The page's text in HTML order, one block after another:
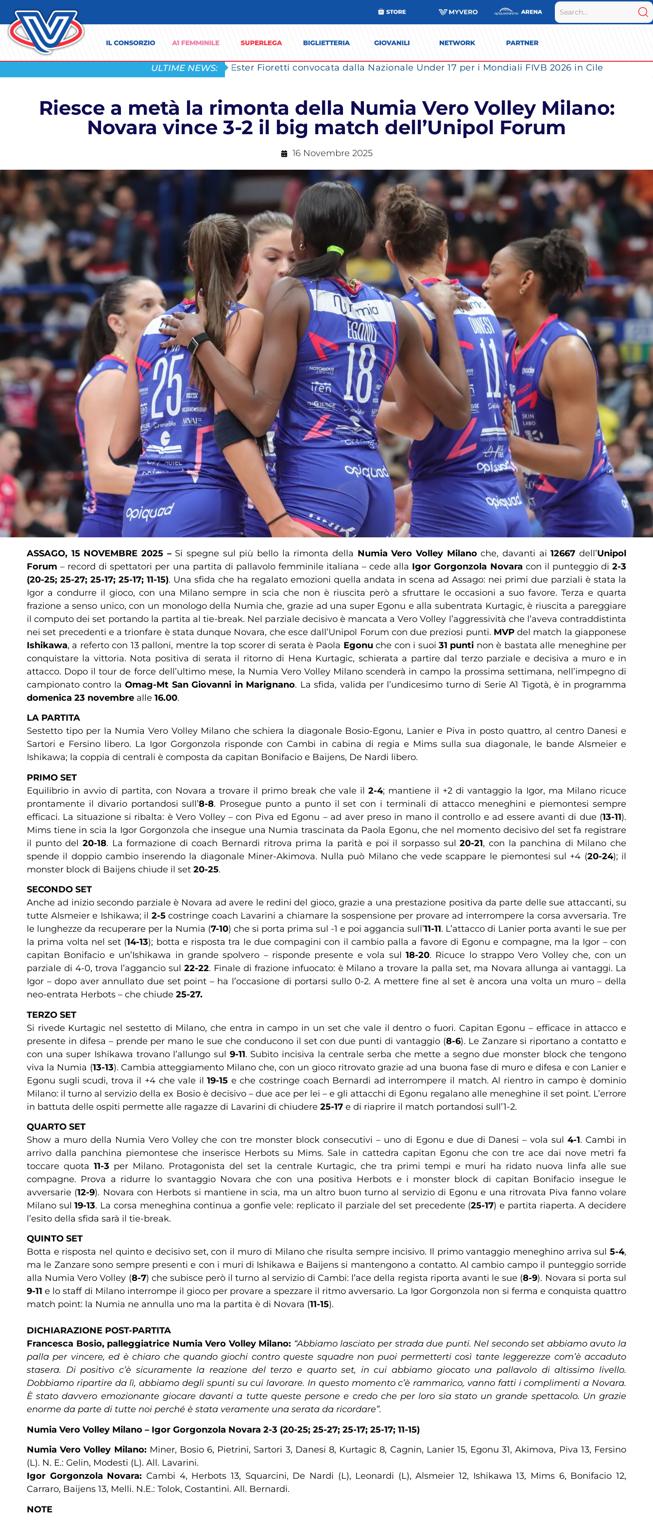
ULTIME NEWS: Ester Fioretti convocata dalla Nazionale Under 17 per i Mondiali FIVB 2026 in Cile
Riesce a metà la rimonta della Numia Vero Volley Milano:
Novara vince 3-2 il big match dell’Unipol Forum
16 Novembre 2025
ASSAGO, 15 NOVEMBRE 2025 –Si spegne sul più bello la rimonta della Numia Vero Volley Milanoche, davanti ai12667 dell’Unipol
Forum – record di spettatori per una partita di pallavolo femminile italiana – cede alla Igor Gorgonzola Novara con il punteggio di2-3
(20-25; 25-27; 25-17; 25-17; 11-15). Una sfida che ha regalato emozioni quella andata in scena ad Assago: nei primi due parziali è stata la
Igor a condurre il gioco, con una Milano sempre in scia che non è riuscita però a sfruttare le occasioni a suo favore. Terza e quarta
frazione a senso unico, con un monologo della Numia che, grazie ad una super Egonu e alla subentrata Kurtagic, è riuscita a pareggiare
il computo dei set portando la partita al tie-break. Nel parziale decisivo è mancata a Vero Volley l’aggressività che l’aveva contraddistinta
nei set precedenti e a trionfare è stata dunque Novara, che esce dall’Unipol Forum con due preziosi punti. MVPdel match la giapponese
Ishikawa, a referto con 13 palloni, mentre la top scorer di serata è Paola Egonu che con i suoi31 punti non è bastata alle meneghine per
conquistare la vittoria. Nota positiva di serata il ritorno di Hena Kurtagic, schierata a partire dal terzo parziale e decisiva a muro e in
attacco. Dopo il tour de force dell’ultimo mese, la Numia Vero Volley Milano scenderà in campo la prossima settimana, nell’impegno di
campionato contro laOmag-Mt San Giovanni in Marignano. La sfida, valida per l’undicesimo turno di Serie A1 Tigotà, è in programma
domenica 23 novembre alle 16.00.
LA PARTITA
Sestetto tipo per la Numia Vero Volley Milano che schiera la diagonale Bosio-Egonu, Lanier e Piva in posto quattro, al centro Danesi e
Sartori e Fersino libero. La Igor Gorgonzola risponde con Cambi in cabina di regia e Mims sulla sua diagonale, le bande Alsmeier e
Ishikawa; la coppia di centrali è composta da capitan Bonifacio e Baijens, De Nardi libero.
PRIMO SET
Equilibrio in avvio di partita, con Novara a trovare il primo break che vale il2-4; mantiene il +2 di vantaggio la Igor, ma Milano ricuce
prontamente il divario portandosi sull’8-8. Prosegue punto a punto il set con i terminali di attacco meneghini e piemontesi sempre
efficaci. La situazione si ribalta: è Vero Volley – con Piva ed Egonu – ad aver preso in mano il controllo e ad essere avanti di due (13-11).
Mims tiene in scia la Igor Gorgonzola che insegue una Numia trascinata da Paola Egonu, che nel momento decisivo del set fa registrare
il punto del 20-18. La formazione di coach Bernardi ritrova prima la parità e poi il sorpasso sul20-21, con la panchina di Milano che
spende il doppio cambio inserendo la diagonale Miner-Akimova. Nulla può Milano che vede scappare le piemontesi sul +4 (20-24); il
monster block di Baijens chiude il set 20-25.
SECONDO SET
Anche ad inizio secondo parziale è Novara ad avere le redini del gioco, grazie a una prestazione positiva da parte delle sue attaccanti, su
tutte Alsmeier e Ishikawa; il 2-5costringe coach Lavarini a chiamare la sospensione per provare ad interrompere la corsa avversaria. Tre
le lunghezze da recuperare per la Numia (7-10) che si porta prima sul -1 e poi aggancia sull’11-11. L’attacco di Lanier porta avanti le sue per
la prima volta nel set (14-13); botta e risposta tra le due compagini con il cambio palla a favore di Egonu e compagne, ma la Igor – con
capitan Bonifacio e un’Ishikawa in grande spolvero – risponde presente e vola sul 18-20. Ricuce lo strappo Vero Volley che, con un
parziale di 4-0, trova l’aggancio sul 22-22. Finale di frazione infuocato: è Milano a trovare la palla set, ma Novara allunga ai vantaggi. La
Igor – dopo aver annullato due set point – ha l’occasione di portarsi sullo 0-2. A mettere fine al set è ancora una volta un muro – della
neo-entrata Herbots – che chiude 25-27.
TERZO SET
Si rivede Kurtagic nel sestetto di Milano, che entra in campo in un set che vale il dentro o fuori. Capitan Egonu – efficace in attacco e
presente in difesa – prende per mano le sue che conducono il set con due punti di vantaggio (8-6). Le Zanzare si riportano a contatto e
con una super Ishikawa trovano l’allungo sul 9-11. Subito incisiva la centrale serba che mette a segno due monster block che tengono
viva la Numia (13-13). Cambia atteggiamento Milano che, con un gioco ritrovato grazie ad una buona fase di muro e difesa e con Lanier e
Egonu sugli scudi, trova il +4 che vale il19-15 e che costringe coach Bernardi ad interrompere il match. Al rientro in campo è dominio
Milano: il turno al servizio della ex Bosio è decisivo – due ace per lei – e gli attacchi di Egonu regalano alle meneghine il set point. L’errore
in battuta delle ospiti permette alle ragazze di Lavarini di chiudere 25-17 e di riaprire il match portandosi sull’1-2.
QUARTO SET
Show a muro della Numia Vero Volley che con tre monster block consecutivi – uno di Egonu e due di Danesi – vola sul4-1. Cambi in
arrivo dalla panchina piemontese che inserisce Herbots su Mims. Sale in cattedra capitan Egonu che con tre ace dai nove metri fa
toccare quota 11-3 per Milano. Protagonista del set la centrale Kurtagic, che tra primi tempi e muri ha ridato nuova linfa alle sue
compagne. Prova a ridurre lo svantaggio Novara che con una positiva Herbots e i monster block di capitan Bonifacio insegue le
avversarie (12-9). Novara con Herbots si mantiene in scia, ma un altro buon turno al servizio di Egonu e una ritrovata Piva fanno volare
Milano sul19-13. La corsa meneghina continua a gonfie vele: replicato il parziale del set precedente (25-17) e partita riaperta. A decidere
l’esito della sfida sarà il tie-break.
QUINTO SET
Botta e risposta nel quinto e decisivo set, con il muro di Milano che risulta sempre incisivo. Il primo vantaggio meneghino arriva sul 5-4,
ma le Zanzare sono sempre presenti e con i muri di Ishikawa e Baijens si mantengono a contatto. Al cambio campo il punteggio sorride
alla Numia Vero Volley (8-7) che subisce però il turno al servizio di Cambi: l’ace della regista riporta avanti le sue (8-9). Novara si porta sul
9-11 e lo staff di Milano interrompe il gioco per provare a spezzare il ritmo avversario. La Igor Gorgonzola non si ferma e conquista quattro
match point: la Numia ne annulla uno ma la partita è di Novara (11-15).
DICHIARAZIONE POST-PARTITA
Francesca Bosio, palleggiatrice Numia Vero Volley Milano: “Abbiamo lasciato per strada due punti. Nel secondo set abbiamo avuto la
palla per vincere, ed è chiaro che quando giochi contro queste squadre non puoi permetterti così tante leggerezze com’è accaduto
stasera. Di positivo c’è sicuramente la reazione del terzo e quarto set, in cui abbiamo giocato una pallavolo di altissimo livello.
Dobbiamo ripartire da lì, abbiamo degli spunti su cui lavorare. In questo momento c’è rammarico, vanno fatti i complimenti a Novara.
È stato davvero emozionante giocare davanti a tutte queste persone e credo che per loro sia stato un grande spettacolo. Un grazie
enorme da parte di tutte noi perché è stata veramente una serata da ricordare”.
Numia Vero Volley Milano – Igor Gorgonzola Novara 2-3 (20-25; 25-27; 25-17; 25-17; 11-15)
Numia Vero Volley Milano: Miner, Bosio 6, Pietrini, Sartori 3, Danesi 8, Kurtagic 8, Cagnin, Lanier 15, Egonu 31, Akimova, Piva 13, Fersino
(L). N. E.: Gelin, Modesti (L). All. Lavarini.
Igor Gorgonzola Novara: Cambi 4, Herbots 13, Squarcini, De Nardi (L), Leonardi (L), Alsmeier 12, Ishikawa 13, Mims 6, Bonifacio 12,
Carraro, Baijens 13, Melli. N.E.: Tolok, Costantini. All. Bernardi.
NOTE